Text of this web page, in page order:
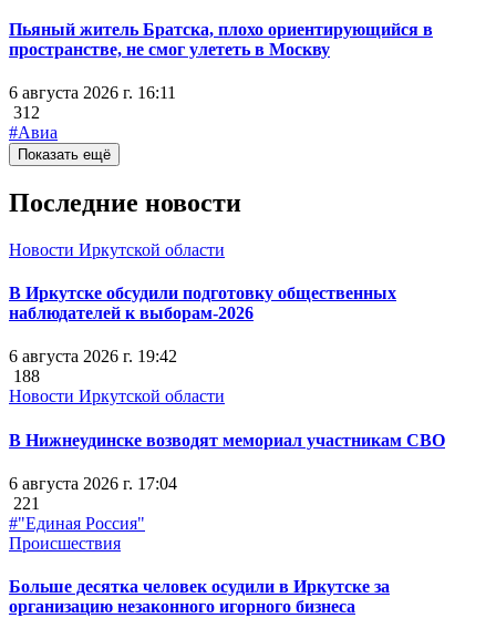
Пьяный житель Братска, плохо ориентирующийся в
пространстве, не смог улететь в Москву
6 августа 2026 г. 16:11
312
#Авиа
Показать ещё
Последние новости
Новости Иркутской области
В Иркутске обсудили подготовку общественных
наблюдателей к выборам-2026
6 августа 2026 г. 19:42
188
Новости Иркутской области
В Нижнеудинске возводят мемориал участникам СВО
6 августа 2026 г. 17:04
221
#"Единая Россия"
Происшествия
Больше десятка человек осудили в Иркутске за
организацию незаконного игорного бизнеса